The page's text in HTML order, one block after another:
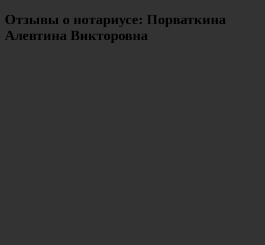
Отзывы о нотариусе: Порваткина
Алевтина Викторовна